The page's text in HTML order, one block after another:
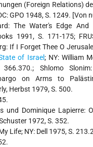
(Foreign Relations)
GPO 1948, S. 1249. [Von
The Water's Edge And
1991, S. 171-175;
If I Forget Thee O
of Israel; NY: William
Shlomo
on Arms to
Herbst 1979, S. 500.
und Dominique Lapierre:
1972, S. 352.
Life; NY: Dell 1975, S.